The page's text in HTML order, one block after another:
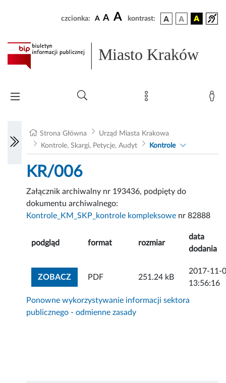
czcionka: A A A kontrast:
Miasto Kraków
Strona Główna
Urząd Miasta Krakowa
Kontrole, Skargi, Petycje, Audyt
Kontrole
KR/006
Załącznik archiwalny nr 193436, podpięty do
dokumentu archiwalnego:
Kontrole_KM_SKP_kontrole kompleksowe nr 82888
podgląd format rozmiar
data
dodania
ZOBACZZOBACZ ZAŁĄCZNIK
PDF 251.24 kB
2017-11-
13:56:16
Ponowne wykorzystywanie informacji sektora
publicznego - odmienne zasady